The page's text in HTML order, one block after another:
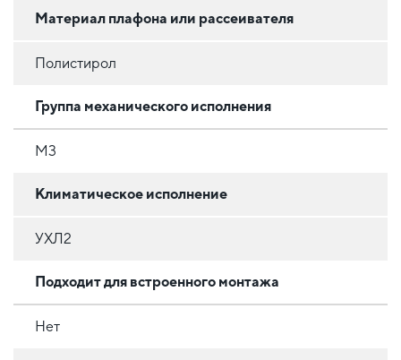
Материал плафона или рассеивателя
Полистирол
Группа механического исполнения
М3
Климатическое исполнение
УХЛ2
Подходит для встроенного монтажа
Нет